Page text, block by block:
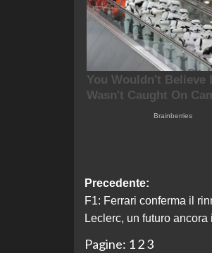
Navigazione
articolo
Precedente:
F1: Ferrari conferma il
Leclerc, un futuro ancora
Pagine: 1 2 3